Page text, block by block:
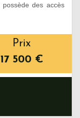
des accès
Prix
17 500 €